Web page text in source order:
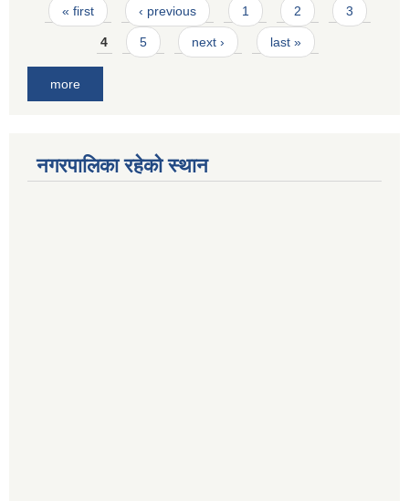
Pages
« first ‹ previous 1 2 3
4 5 next › last »
more
नगरपालिका रहेको स्थान